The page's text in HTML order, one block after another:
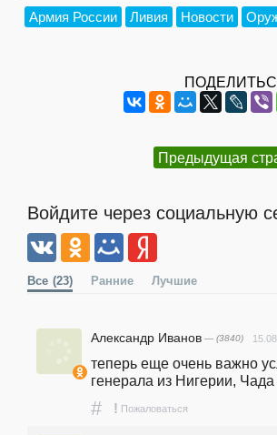
Армия России Ливия Новости
Предыдущая
Войдите через социальную
Все (23) Ранние Лучшие
Александр Иванов — (3840)
теперь еще очень важно
генерала из Нигерии,
# ! Пожаловаться